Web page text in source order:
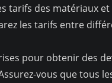
tarifs des matériaux
les tarifs entre
pour obtenir des
vous que tous